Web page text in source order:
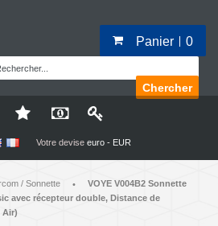
Panier 0
Chercher
Votre devise euro - EUR
/ Sonnette •
VOYE V004B2 Sonnette
avec récepteur double, Distance de
Air)